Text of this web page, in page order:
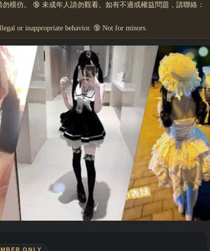
模仿。 🔞 未成年人請勿觀看。如有不適或權益問題，請聯絡：
or inappropriate behavior. 🔞 Not for minors.
ONLY